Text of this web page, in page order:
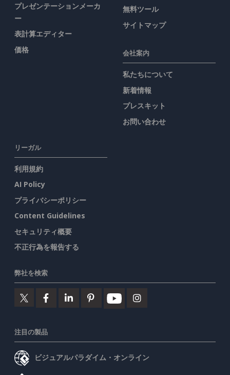
プレゼンテーションメーカ
ー
表計算エディター
価格
無料ツール
サイトマップ
会社案内
私たちについて
新着情報
プレスキット
お問い合わせ
リーガル
利用規約
AI Policy
プライバシーポリシー
Content Guidelines
セキュリティ概要
不正行為を報告する
弊社を検索
注目の製品
ビジュアルパラダイム・オンライン